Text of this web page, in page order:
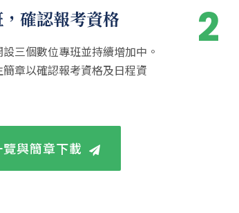
確認報考資格
三個數位專班並持續增加中。
章以確認報考資格及日程資
與簡章下載
2